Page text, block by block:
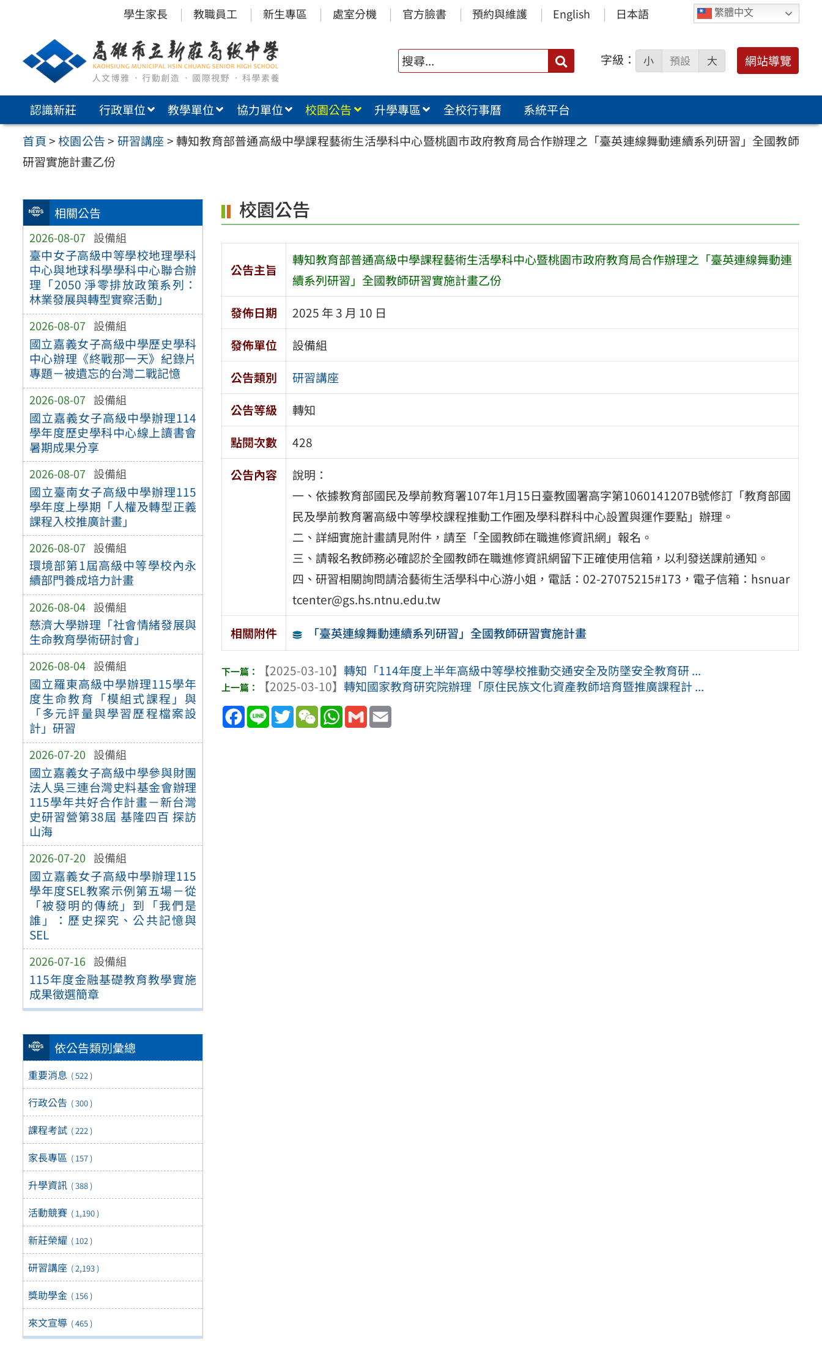
內
繁體中文
學生家長 教職員工 新生專區 處室分機 官方臉書 預約與維護 English 日本語
搜
尋：
字級： 小 預設 大 網站導覽
認識新莊 行政單位 教學單位 協力單位 校園公告 升學專區 全校行事曆
系統平台
首頁>校園公告> 研習講座 >轉知教育部普通高級中學課程藝術生活學科中心暨桃園市政府教育局合作辦理之「臺英連線舞動連續系列研習」全國教師
研習實施計畫乙份
相關公告
2026-08-07 設備組
臺中女子高級中等學校地理學科
中心與地球科學學科中心聯合辦
理「2050 淨零排放政策系列：
林業發展與轉型實察活動」
2026-08-07 設備組
國立嘉義女子高級中學歷史學科
中心辦理《終戰那一天》紀錄片
專題－被遺忘的台灣二戰記憶
2026-08-07 設備組
國立嘉義女子高級中學辦理114
學年度歷史學科中心線上讀書會
暑期成果分享
2026-08-07 設備組
國立臺南女子高級中學辦理115
學年度上學期「人權及轉型正義
課程入校推廣計畫」
2026-08-07 設備組
環境部第1屆高級中等學校內永
續部門養成培力計畫
2026-08-04 設備組
慈濟大學辦理「社會情緒發展與
生命教育學術研討會」
2026-08-04 設備組
國立羅東高級中學辦理115學年
度生命教育「模組式課程」與
「多元評量與學習歷程檔案設
計」研習
2026-07-20 設備組
國立嘉義女子高級中學參與財團
法人吳三連台灣史料基金會辦理
115學年共好合作計畫－新台灣
史研習營第38屆 基隆四百 探訪
山海
2026-07-20 設備組
國立嘉義女子高級中學辦理115
學年度SEL教案示例第五場－從
「被發明的傳統」到「我們是
誰」：歷史探究、公共記憶與
SEL
2026-07-16 設備組
115年度金融基礎教育教學實施
成果徵選簡章
依公告類別彙總
重要消息 ( 522 )
行政公告 ( 300 )
課程考試 ( 222 )
家長專區 ( 157 )
升學資訊 ( 388 )
活動競賽 ( 1,190 )
新莊榮耀 ( 102 )
研習講座 ( 2,193 )
獎助學金 ( 156 )
來文宣導 ( 465 )
校園公告
公告主旨
轉知教育部普通高級中學課程藝術生活學科中心暨桃園市政府教育局合作辦理之「臺英連線舞動連
續系列研習」全國教師研習實施計畫乙份
發佈日期
2025 年 3 月 10 日
發佈單位
設備組
公告類別
研習講座
公告等級
轉知
點閱次數
428
公告內容
說明：
一、依據教育部國民及學前教育署107年1月15日臺教國署高字第1060141207B號修訂「教育部國
民及學前教育署高級中等學校課程推動工作圈及學科群科中心設置與運作要點」辦理。
二、詳細實施計畫請見附件，請至「全國教師在職進修資訊網」報名。
三、請報名教師務必確認於全國教師在職進修資訊網留下正確使用信箱，以利發送課前通知。
四、研習相關詢問請洽藝術生活學科中心游小姐，電話：02-27075215#173，電子信箱：hsnuar
tcenter@gs.hs.ntnu.edu.tw
相關附件
「臺英連線舞動連續系列研習」全國教師研習實施計畫
【2025-03-10】轉知「114年度上半年高級中等學校推動交通安全及防墜安全教育研 ...
【2025-03-10】轉知國家教育研究院辦理「原住民族文化資產教師培育暨推廣課程計 ...
Facebook
Line TwitterWeChatWhatsApp
Gmail